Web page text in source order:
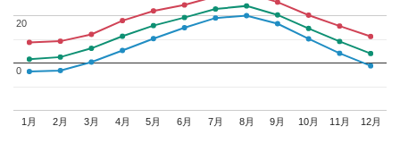
1月 2月 3月 4月 5月 6月 7月 8月 9月 10月 11月 12月
0
0
20
20